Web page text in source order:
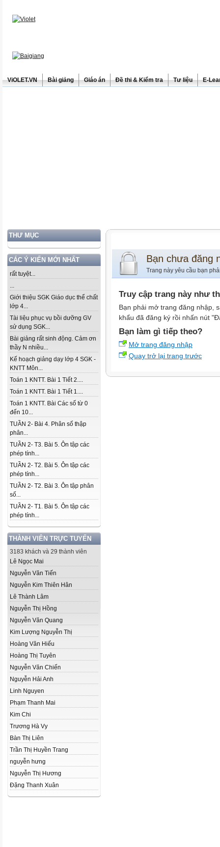
ViOLET.VN Bài giảng Giáo án Đề thi & Kiểm tra Tư liệu E-
THƯ MỤC
CÁC Ý KIẾN MỚI NHẤT
rất tuyệt...
...
Giới thiệu SGK Giáo dục thể chất
lớp 4...
Tài liệu phục vụ bồi dưỡng GV
sử dụng SGK...
Bài giảng rất sinh động. Cảm ơn
thầy N nhiều...
Kế hoạch giảng dạy lớp 4 SGK -
KNTT Môn...
Toán 1 KNTT. Bài 1 Tiết 2....
Toán 1 KNTT. Bài 1 Tiết 1....
Toán 1 KNTT. Bài Các số từ 0
đến 10...
TUẦN 2- Bài 4. Phân số thập
phân...
TUẦN 2- T3. Bài 5. Ôn tập các
phép tính...
TUẦN 2- T2. Bài 5. Ôn tập các
phép tính...
TUẦN 2- T2. Bài 3. Ôn tập phân
số...
TUẦN 2- T1. Bài 5. Ôn tập các
phép tính...
THÀNH VIÊN TRỰC TUYẾN
3183 khách và 29 thành viên
Lê Ngọc Mai
Nguyễn Văn Tiến
Nguyễn Kim Thiên Hân
Lê Thành Lâm
Nguyễn Thị Hồng
Nguyễn Văn Quang
Kim Lượng Nguyễn Thị
Hoàng Văn Hiếu
Hoàng Thị Tuyên
Nguyễn Văn Chiến
Nguyễn Hải Anh
Linh Nguyen
Phạm Thanh Mai
Kim Chi
Trương Hà Vy
Bàn Thị Liên
Trần Thị Huyền Trang
nguyễn hưng
Nguyễn Thị Hương
Đặng Thanh Xuân
Bạn chưa đăng
Trang này yêu cầu bạn
Truy cập trang này như
Bạn phải mở trang đăng nhập,
khẩu đã đăng ký rồi nhấn nút
Bạn làm gì tiếp theo?
Mở trang đăng nhập
Quay trở lại trang trước